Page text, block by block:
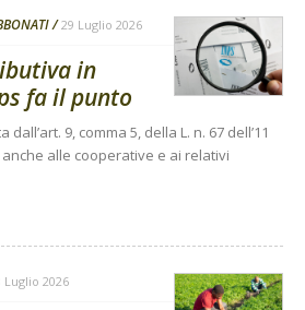
29 Luglio 2026
in
fa il punto
9, comma 5, della L. n. 67 dell’11
alle cooperative e ai relativi
Luglio 2026